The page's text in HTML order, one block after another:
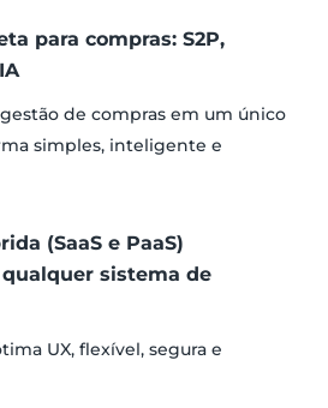
para compras: S2P,
de compras em um único
simples, inteligente e
(SaaS e PaaS)
sistema de
UX, flexível, segura e